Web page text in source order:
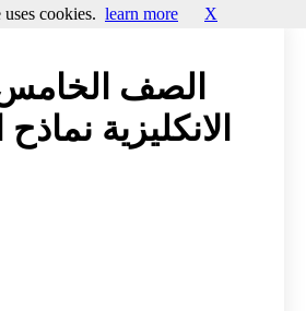
الصف الخامس
الانكليزية نماذح
cookies. learn more X